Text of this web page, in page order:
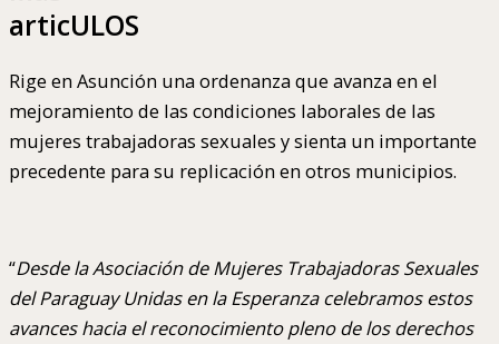
articULOS
Rige en Asunción una ordenanza que avanza en el
mejoramiento de las condiciones laborales de las
mujeres trabajadoras sexuales y sienta un importante
precedente para su replicación en otros municipios.
“Desde la Asociación de Mujeres Trabajadoras Sexuales
del Paraguay Unidas en la Esperanza celebramos estos
avances hacia el reconocimiento pleno de los derechos